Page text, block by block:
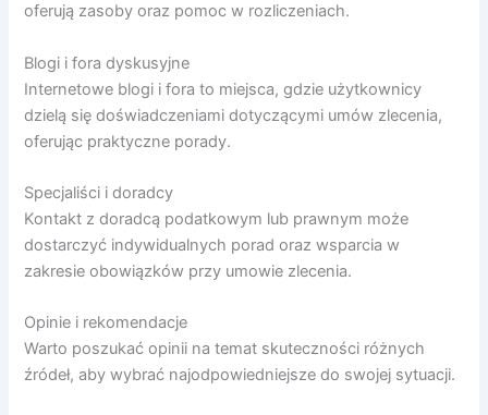
oferują zasoby oraz pomoc w rozliczeniach.
Blogi i fora dyskusyjne
Internetowe blogi i fora to miejsca, gdzie użytkownicy
dzielą się doświadczeniami dotyczącymi umów zlecenia,
oferując praktyczne porady.
Specjaliści i doradcy
Kontakt z doradcą podatkowym lub prawnym może
dostarczyć indywidualnych porad oraz wsparcia w
zakresie obowiązków przy umowie zlecenia.
Opinie i rekomendacje
Warto poszukać opinii na temat skuteczności różnych
źródeł, aby wybrać najodpowiedniejsze do swojej sytuacji.